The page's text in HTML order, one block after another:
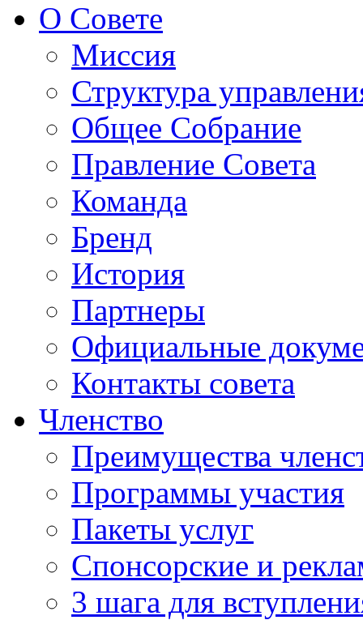
О Совете
Миссия
Структура
Общее Собрание
Правление Совета
Команда
Бренд
История
Партнеры
Официальные
Контакты совета
Членство
Преимущества
Программы участия
Пакеты услуг
Спонсорские и
3 шага для